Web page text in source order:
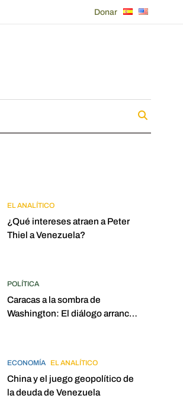
Donar
EL ANALÍTICO
¿Qué intereses atraen a Peter
Thiel a Venezuela?
POLÍTICA
Caracas a la sombra de
Washington: El diálogo arrancó
ECONOMÍA EL ANALÍTICO
China y el juego geopolítico de
la deuda de Venezuela